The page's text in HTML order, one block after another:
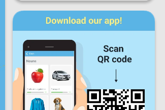
Πρόοδος
Δε Τε Πε
Σα Κυ